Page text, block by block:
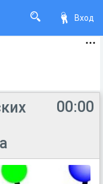
Вход
00:00